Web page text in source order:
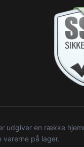
udgiver en række
varerne på lager.